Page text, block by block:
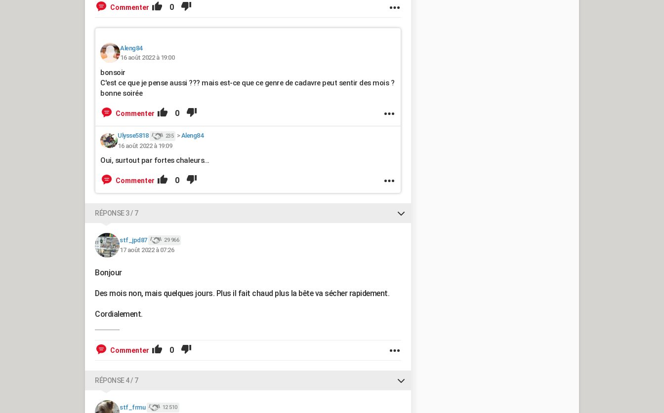
Commenter 0
Aleng84
16 août 2022 à 19:00
bonsoir
C'est ce que je pense aussi ??? mais est-ce que ce genre de cadavre peut sentir des mois ?
bonne soirée
Commenter 0
Ulysse5818 235 >Aleng84
16 août 2022 à 19:09
Oui, surtout par fortes chaleurs...
Commenter 0
RÉPONSE 3 / 7
stf_jpd87 29 966
17 août 2022 à 07:26
Bonjour
Des mois non, mais quelques jours. Plus il fait chaud plus la bête va sécher rapidement.
Cordialement.
Commenter 0
RÉPONSE 4 / 7
stf_frmu 12 510